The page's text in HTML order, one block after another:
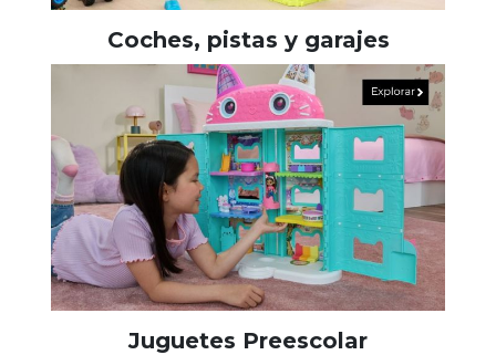
Coches, pistas y garajes
Juguetes Preescolar